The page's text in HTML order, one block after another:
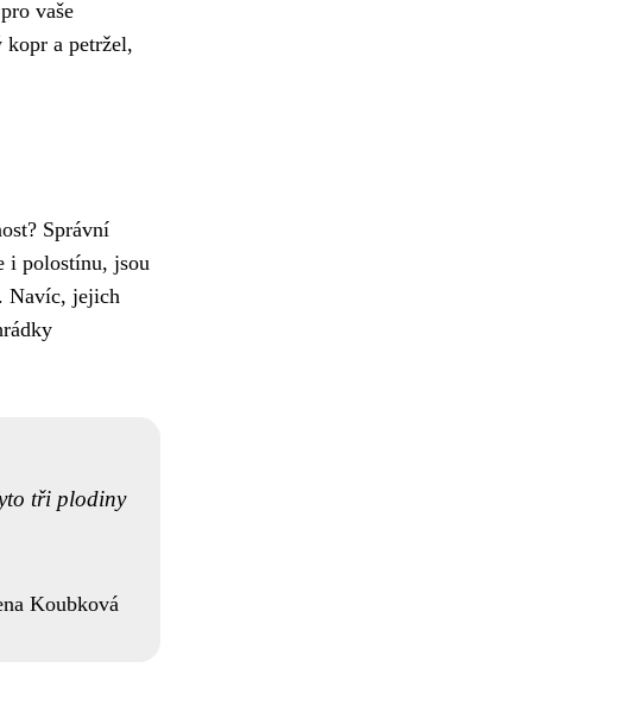
vaše
kopr a petržel,
Správní
i polostínu, jsou
Navíc, jejich
tři plodiny
Koubková